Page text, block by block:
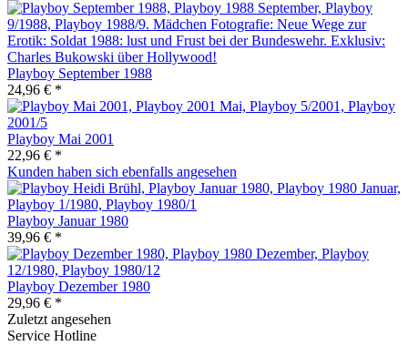
Playboy September 1988
24,96 € *
Playboy Mai 2001
22,96 € *
Kunden haben sich ebenfalls angesehen
Playboy Januar 1980
39,96 € *
Playboy Dezember 1980
29,96 € *
Zuletzt angesehen
Service Hotline